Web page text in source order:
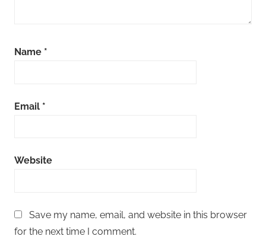
Name *
Email *
Website
Save my name, email, and website in this browser
for the next time I comment.